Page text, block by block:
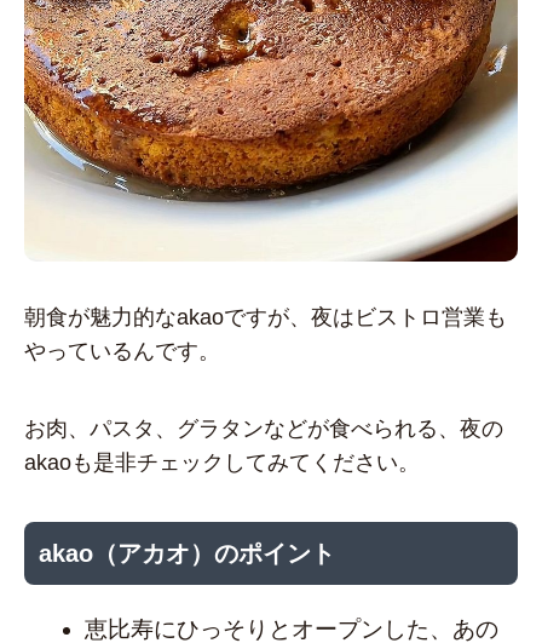
朝食が魅力的なakaoですが、夜はビストロ営業も
やっているんです。
お肉、パスタ、グラタンなどが食べられる、夜の
akaoも是非チェックしてみてください。
akao（アカオ）のポイント
恵比寿にひっそりとオープンした、あの